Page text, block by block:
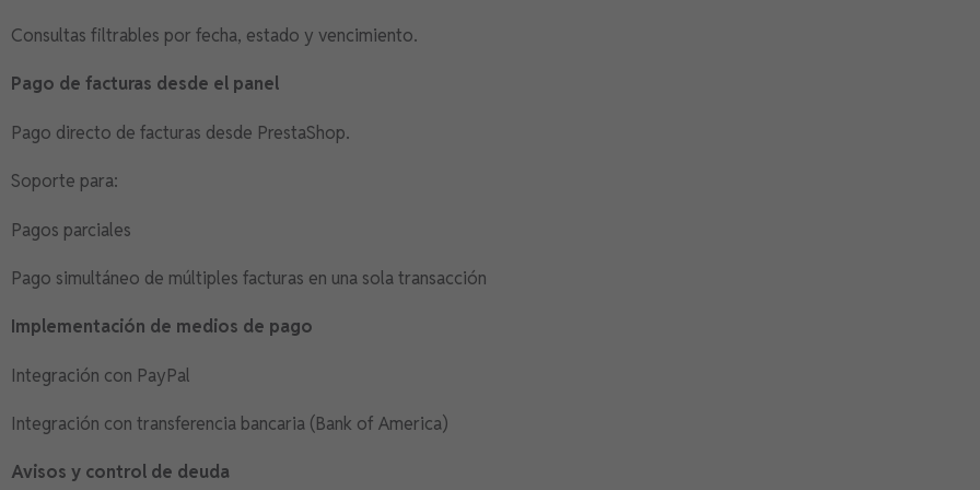
Consultas filtrables por fecha, estado y vencimiento.
Pago de facturas desde el panel
Pago directo de facturas desde PrestaShop.
Soporte para:
Pagos parciales
Pago simultáneo de múltiples facturas en una sola transacción
Implementación de medios de pago
Integración con PayPal
Integración con transferencia bancaria (Bank of America)
Avisos y control de deuda